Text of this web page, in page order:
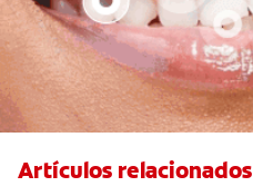
Artículos relacionados